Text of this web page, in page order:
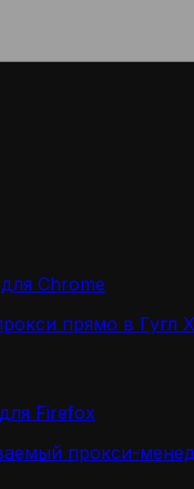
Chrome
прямо в Гугл
Firefox
прокси-